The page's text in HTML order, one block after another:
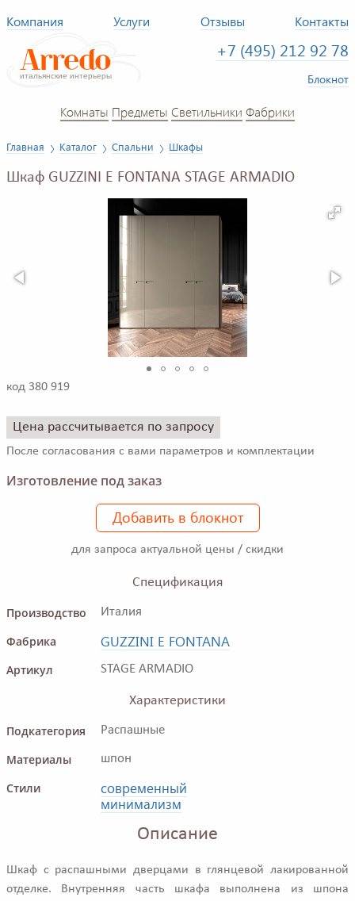
Компания Услуги Отзывы Контакты
+7 (495) 212 92 78
Блокнот
Комнаты Предметы Светильники Фабрики
Главная Каталог Спальни Шкафы
Шкаф GUZZINI E FONTANA STAGE ARMADIO
код 380 919
Цена рассчитывается по запросу
После согласования с вами параметров и комплектации
Изготовление под заказ
Добавить в блокнот
для запроса актуальной цены / скидки
Спецификация
Производство
Италия
Фабрика GUZZINI E FONTANA
Артикул STAGE ARMADIO
Характеристики
Подкатегория
Распашные
Материалы шпон
Стили
современный
минимализм
Описание
Шкаф с распашными дверцами в глянцевой лакированной
отделке. Внутренняя часть шкафа выполнена из шпона